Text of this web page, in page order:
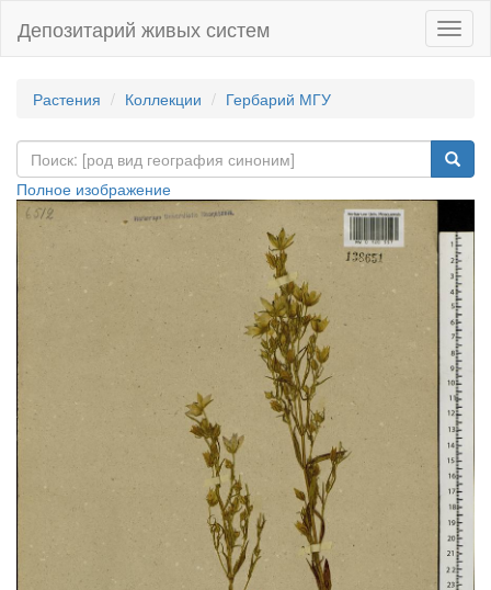
Депозитарий живых систем
Растения Коллекции Гербарий МГУ
Полное изображение